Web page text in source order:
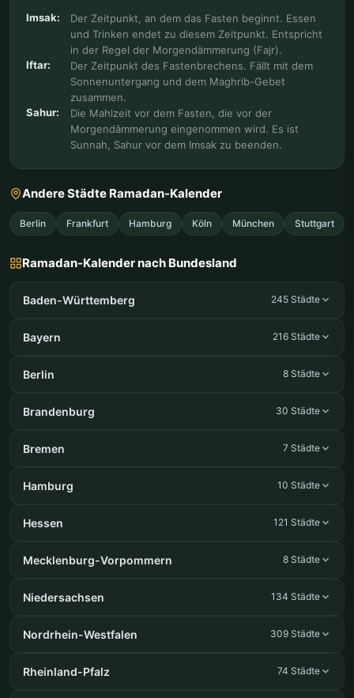
Imsak:
Der Zeitpunkt, an dem das Fasten beginnt. Essen
und Trinken endet zu diesem Zeitpunkt. Entspricht
in der Regel der Morgendämmerung (Fajr).
Iftar:
Der Zeitpunkt des Fastenbrechens. Fällt mit dem
Sonnenuntergang und dem Maghrib-Gebet
zusammen.
Sahur:
Die Mahlzeit vor dem Fasten, die vor der
Morgendämmerung eingenommen wird. Es ist
Sunnah, Sahur vor dem Imsak zu beenden.
Andere Städte Ramadan-Kalender
Berlin Frankfurt Hamburg Köln München Stuttgart
Ramadan-Kalender nach Bundesland
Baden-Württemberg 245 Städte
Bayern 216 Städte
Berlin 8 Städte
Brandenburg 30 Städte
Bremen 7 Städte
Hamburg 10 Städte
Hessen 121 Städte
Mecklenburg-Vorpommern 8 Städte
Niedersachsen 134 Städte
Nordrhein-Westfalen 309 Städte
Rheinland-Pfalz 74 Städte